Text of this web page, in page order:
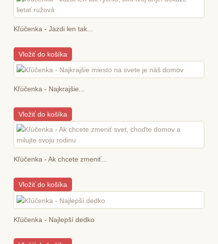
Kľúčenka - Jazdi len tak...
Vložiť do košíka
Kľúčenka - Najkrajšie...
Vložiť do košíka
Kľúčenka - Ak chcete zmeniť...
Vložiť do košíka
Kľúčenka - Najlepší dedko